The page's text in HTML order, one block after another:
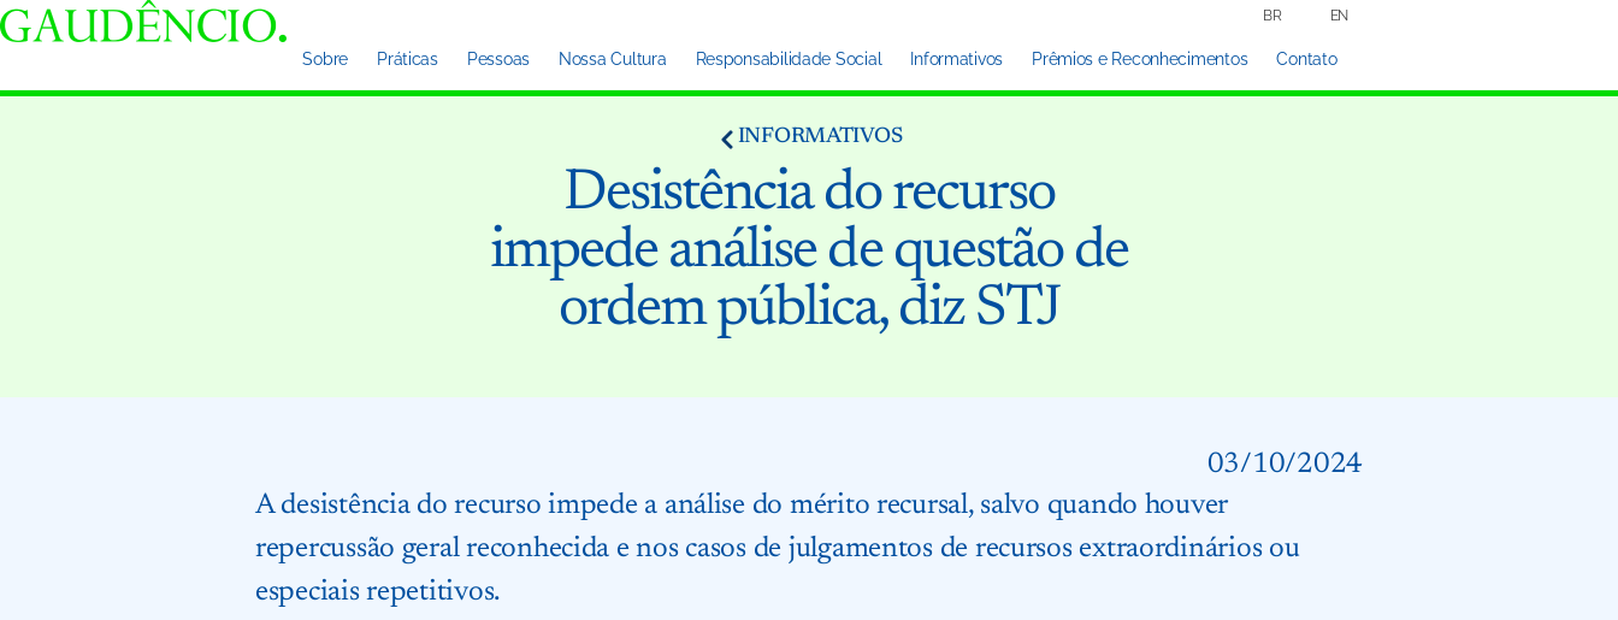
BR EN
Sobre Práticas Pessoas Nossa Cultura Responsabilidade Social Informativos Prêmios e Reconhecimentos Contato
INFORMATIVOS
Desistência do recurso
impede análise de questão de
ordem pública, diz STJ
03/10/2024
A desistência do recurso impede a análise do mérito recursal, salvo quando houver
repercussão geral reconhecida e nos casos de julgamentos de recursos extraordinários ou
especiais repetitivos.